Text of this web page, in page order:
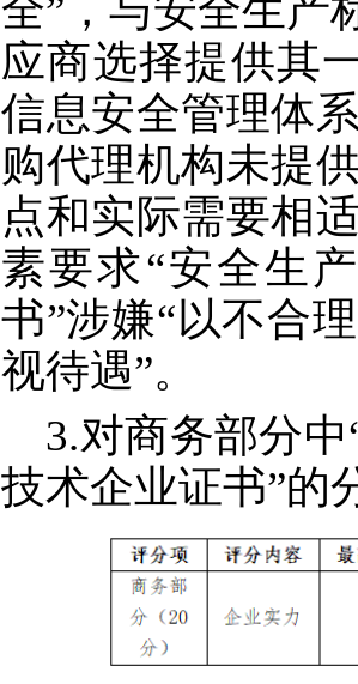
全”，与安全生产
应商选择提供其
信息安全管理体
购代理机构未提
点和实际需要相
素要求“安全生
书”涉嫌“以不合
视待遇”。
3.对商务部分
技术企业证书”的